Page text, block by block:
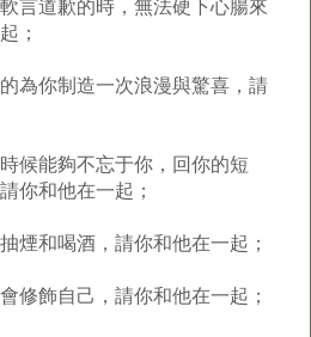
言道歉的時，無法硬下心腸來
；
為你制造一次浪漫與驚喜，請
候能夠不忘于你，回你的短
你和他在一起；
煙和喝酒，請你和他在一起；
修飾自己，請你和他在一起；